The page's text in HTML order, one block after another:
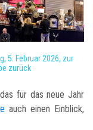
5. Februar 2026, zur
zurück
für das neue Jahr
auch einen Einblick,